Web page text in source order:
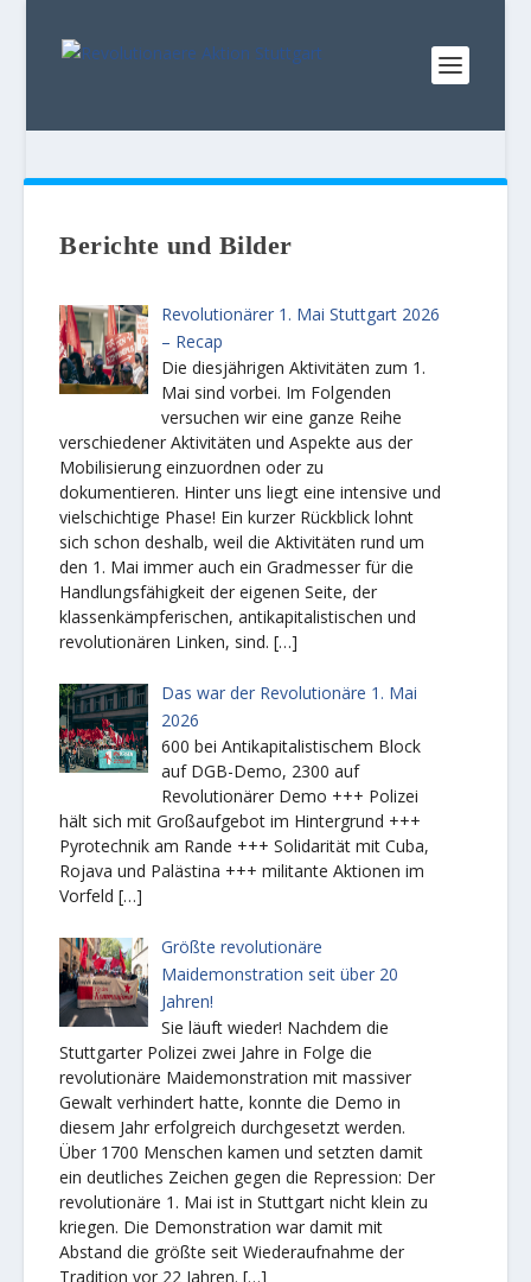
Berichte und Bilder
Revolutionärer 1. Mai Stuttgart 2026
– Recap
Die diesjährigen Aktivitäten zum 1.
Mai sind vorbei. Im Folgenden
versuchen wir eine ganze Reihe
verschiedener Aktivitäten und Aspekte aus der
Mobilisierung einzuordnen oder zu
dokumentieren. Hinter uns liegt eine intensive und
vielschichtige Phase! Ein kurzer Rückblick lohnt
sich schon deshalb, weil die Aktivitäten rund um
den 1. Mai immer auch ein Gradmesser für die
Handlungsfähigkeit der eigenen Seite, der
klassenkämpferischen, antikapitalistischen und
revolutionären Linken, sind. […]
Das war der Revolutionäre 1. Mai
2026
600 bei Antikapitalistischem Block
auf DGB-Demo, 2300 auf
Revolutionärer Demo +++ Polizei
hält sich mit Großaufgebot im Hintergrund +++
Pyrotechnik am Rande +++ Solidarität mit Cuba,
Rojava und Palästina +++ militante Aktionen im
Vorfeld […]
Größte revolutionäre
Maidemonstration seit über 20
Jahren!
Sie läuft wieder! Nachdem die
Stuttgarter Polizei zwei Jahre in Folge die
revolutionäre Maidemonstration mit massiver
Gewalt verhindert hatte, konnte die Demo in
diesem Jahr erfolgreich durchgesetzt werden.
Über 1700 Menschen kamen und setzten damit
ein deutliches Zeichen gegen die Repression: Der
revolutionäre 1. Mai ist in Stuttgart nicht klein zu
kriegen. Die Demonstration war damit mit
Abstand die größte seit Wiederaufnahme der
Tradition vor 22 Jahren. […]